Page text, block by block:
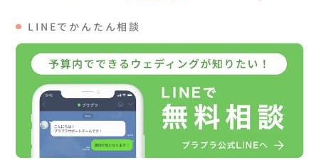
■新郎新婦様の「好き」をいっぱい詰め込む💖
👉当日の様子
結婚式は「ルポの森」で行いました💍
自然の中での人前式では、ご両家お母様からの”はなむけ
の言葉”をもらい、
お母様からの心のこもったあたたかい言葉に、
涙がこぼれます💧
LINEでかんたん相談